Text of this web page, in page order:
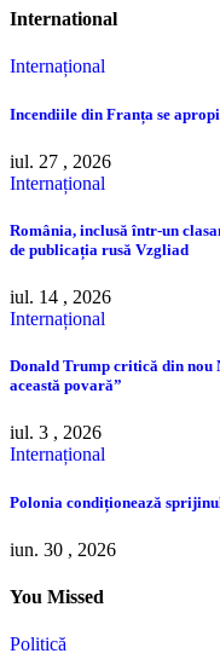
International
Internațional
Incendiile din Franța se
iul. 27 , 2026
Internațional
România, inclusă într-un
de publicația rusă Vzgliad
iul. 14 , 2026
Internațional
Donald Trump critică din nou
această povară”
iul. 3 , 2026
Internațional
Polonia condiționează
iun. 30 , 2026
You Missed
Politică